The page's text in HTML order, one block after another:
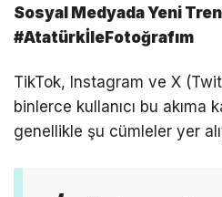
Sosyal Medyada Yeni
#AtatürkİleFotoğrafım
TikTok, Instagram ve X
binlerce kullanıcı bu akıma
genellikle şu cümleler yer